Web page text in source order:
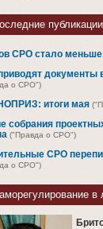
публикации
СРО стало меньше
документы
о СРО")
итоги мая
собрания
("Правда о СРО")
СРО
о СРО")
в